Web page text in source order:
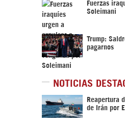
Fuerzas
Soleimani
Trump:
pagarnos
NOTICIAS
Reapertura
de Irán por